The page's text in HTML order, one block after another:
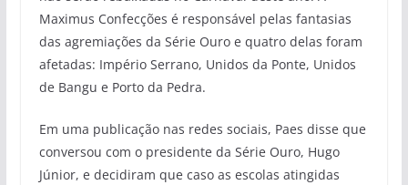
Maximus Confecções é responsável pelas fantasias
das agremiações da Série Ouro e quatro delas foram
afetadas: Império Serrano, Unidos da Ponte, Unidos
de Bangu e Porto da Pedra.
Em uma publicação nas redes sociais, Paes disse que
conversou com o presidente da Série Ouro, Hugo
Júnior, e decidiram que caso as escolas atingidas